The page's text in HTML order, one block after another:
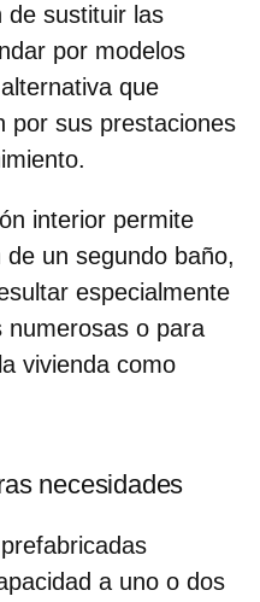
de sustituir las
por modelos
que
por sus prestaciones
interior permite
un segundo baño,
especialmente
numerosas o para
vivienda como
necesidades
a uno o dos